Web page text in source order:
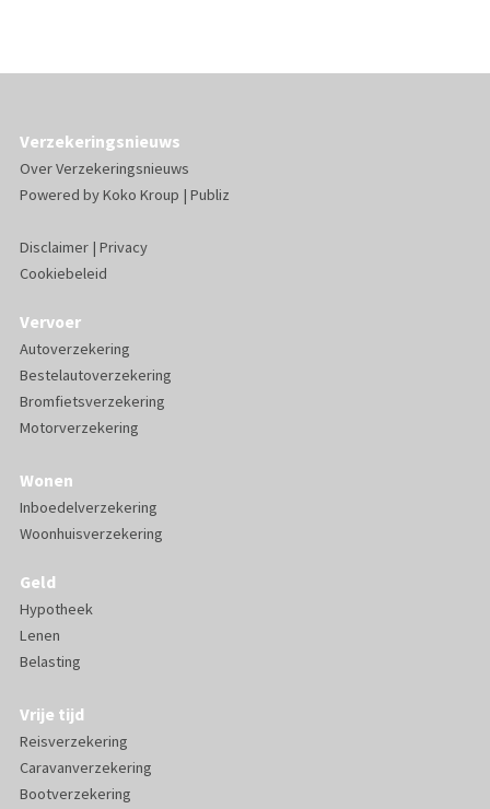
Verzekeringsnieuws
Over Verzekeringsnieuws
Powered byKoko Kroup | Publiz
Disclaimer| Privacy
Cookiebeleid
Vervoer
Autoverzekering
Bestelautoverzekering
Bromfietsverzekering
Motorverzekering
Wonen
Inboedelverzekering
Woonhuisverzekering
Geld
Hypotheek
Lenen
Belasting
Vrije tijd
Reisverzekering
Caravanverzekering
Bootverzekering